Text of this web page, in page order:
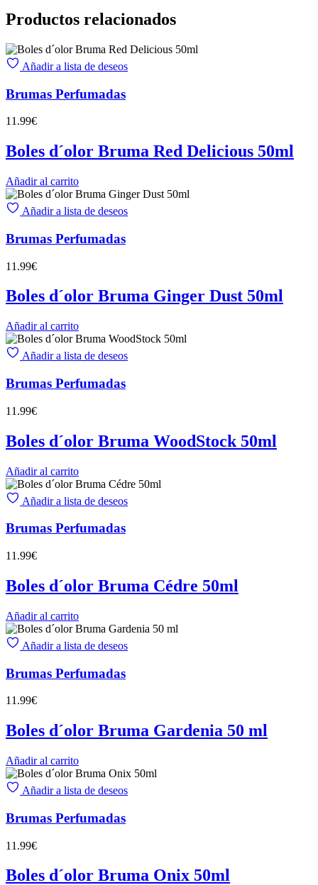
Productos relacionados
Añadir a lista de deseos
Brumas Perfumadas
11.99€
Boles d´olor Bruma Red Delicious 50ml
Añadir al carrito
Añadir a lista de deseos
Brumas Perfumadas
11.99€
Boles d´olor Bruma Ginger Dust 50ml
Añadir al carrito
Añadir a lista de deseos
Brumas Perfumadas
11.99€
Boles d´olor Bruma WoodStock 50ml
Añadir al carrito
Añadir a lista de deseos
Brumas Perfumadas
11.99€
Boles d´olor Bruma Cédre 50ml
Añadir al carrito
Añadir a lista de deseos
Brumas Perfumadas
11.99€
Boles d´olor Bruma Gardenia 50 ml
Añadir al carrito
Añadir a lista de deseos
Brumas Perfumadas
11.99€
Boles d´olor Bruma Onix 50ml